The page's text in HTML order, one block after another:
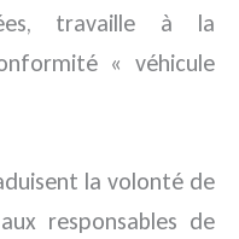
travaille à la
« véhicule
la volonté de
responsables de